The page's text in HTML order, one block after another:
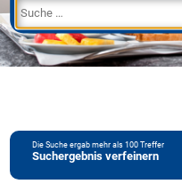
Die Suche ergab mehr als 100 Treffer
Suchergebnis verfeinern